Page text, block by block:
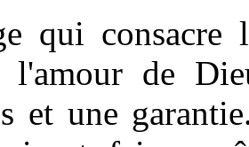
qui
l'amour de
et une